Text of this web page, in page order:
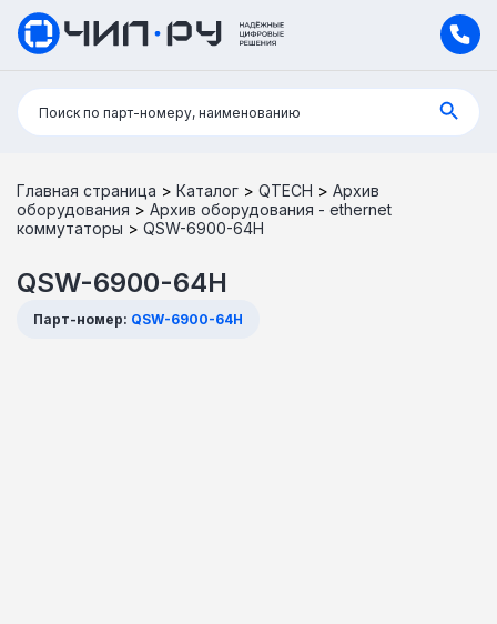
Поиск:
Поиск по парт-номеру, наименованию
Главная страница > Каталог > QTECH > Архив
оборудования > Архив оборудования - ethernet
коммутаторы > QSW-6900-64H
QSW-6900-64H
Парт-номер: QSW-6900-64H